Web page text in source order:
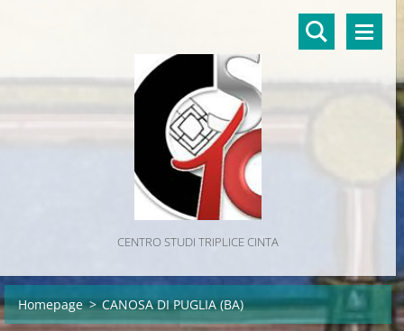
CENTRO STUDI TRIPLICE CINTA
Homepage > CANOSA DI PUGLIA (BA)